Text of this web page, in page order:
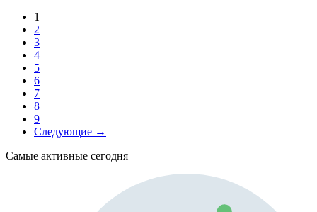
1
2
3
4
5
6
7
8
9
Следующие →
Самые активные сегодня